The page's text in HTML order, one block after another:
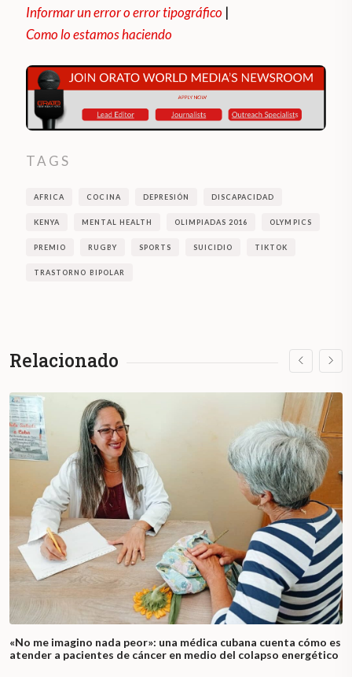
Informar un error o error tipográfico |
Como lo estamos haciendo
TAGS
AFRICA COCINA DEPRESIÓN DISCAPACIDAD
KENYA MENTAL HEALTH OLIMPIADAS 2016 OLYMPICS
PREMIO RUGBY SPORTS SUICIDIO TIKTOK
TRASTORNO BIPOLAR
Relacionado
«No me imagino nada peor»: una médica cubana cuenta cómo es
atender a pacientes de cáncer en medio del colapso energético